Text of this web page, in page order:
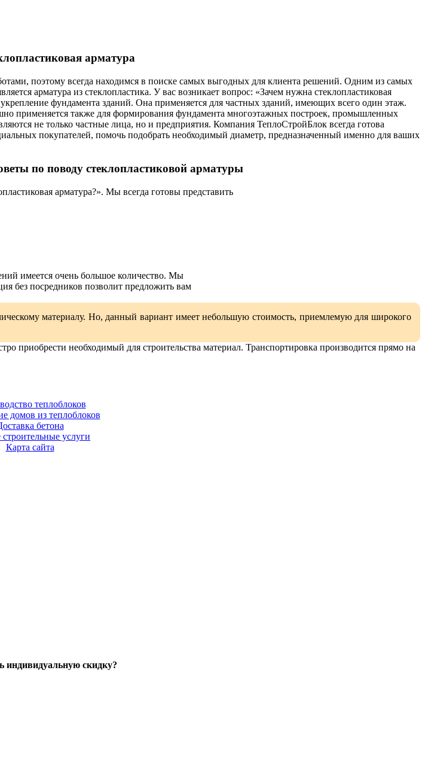
арматура
поэтому всегда находимся в поиске самых выгодных для клиента решений. Одним из самых
арматура из стеклопластика. У вас возникает вопрос: «Зачем нужна стеклопластиковая
укрепление фундамента зданий. Она применяется для частных зданий, имеющих всего один этаж.
применяется также для формирования фундамента многоэтажных построек, промышленных
не только частные лица, но и предприятия. Компания ТеплоСтройБлок всегда готова
покупателей, помочь подобрать необходимый диаметр, предназначенный именно для ваших
по поводу стеклопластиковой арматуры
арматура?». Мы всегда готовы представить
имеется очень большое количество. Мы
без посредников позволит предложить вам
материалу. Но, данный вариант имеет небольшую стоимость, приемлемую для широкого
приобрести необходимый для строительства материал. Транспортировка производится прямо на
теплоблоков
домов из теплоблоков
бетона
услуги
Карта сайта
индивидуальную скидку?